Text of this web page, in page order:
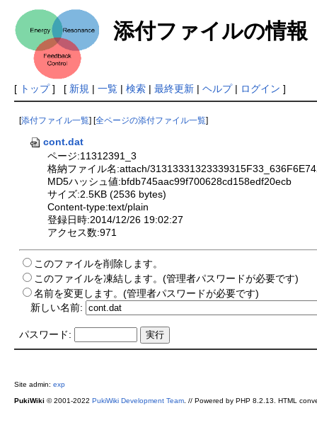
添付ファイルの情報
[ トップ] [ 新規 | 一覧| 検索| 最終更新| ヘルプ| ログイン ]
[添付ファイル一覧] [全ページの添付ファイル一覧]
cont.dat
ページ:11312391_3
格納ファイル名:attach/
MD5ハッシュ値:bfdb745aac99f700628cd158edf20ecb
サイズ:2.5KB (2536 bytes)
Content-type:text/plain
登録日時:2014/12/26 19:02:27
アクセス数:971
このファイルを削除します。
このファイルを凍結します。(管理者パスワードが必要です)
名前を変更します。(管理者パスワードが必要です)
新しい名前:
パスワード:
Site admin: exp
PukiWiki © 2001-2022 PukiWiki Development Team. // Powered by PHP 8.2.13. HTML